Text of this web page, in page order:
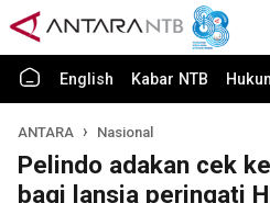
English Kabar NTB
ANTARA Nasional
Pelindo adakan cek
bagi lansia peringati